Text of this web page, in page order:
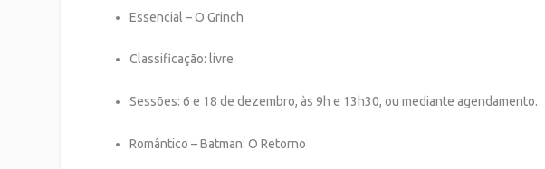
Essencial – O Grinch
Classificação: livre
Sessões: 6 e 18 de dezembro, às 9h e 13h30, ou mediante agendamento.
Romântico – Batman: O Retorno